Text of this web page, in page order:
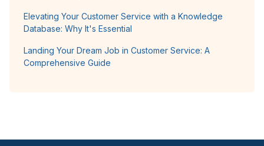
Elevating Your Customer Service with a Knowledge
Database: Why It's Essential
Landing Your Dream Job in Customer Service: A
Comprehensive Guide